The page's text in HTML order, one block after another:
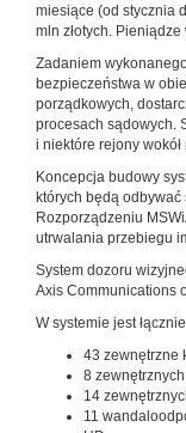
miesiące (od stycznia
mln złotych.
Zadaniem
bezpieczeństwa w
porządkowych,
procesach sądowych.
i niektóre rejony wokół
Koncepcja budowy
których będą
Rozporządzeniu
utrwalania przebiegu
System dozoru
Axis Communications
W systemie jest
43 zewnętrzne
8
14
11